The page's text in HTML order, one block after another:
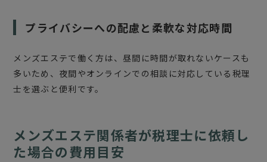
プライバシーへの配慮と柔軟な対応時間
メンズエステで働く方は、昼間に時間が取れないケースも
多いため、夜間やオンラインでの相談に対応している税理
士を選ぶと便利です。
メンズエステ関係者が税理士に依頼し
た場合の費用目安